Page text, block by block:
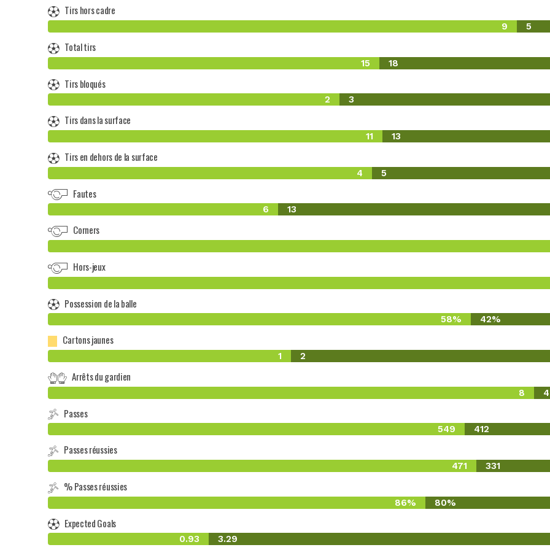
Tirs hors cadre
9 5
Total tirs
15 18
Tirs bloqués
2 3
Tirs dans la surface
11 13
Tirs en dehors de la surface
4 5
Fautes
6 13
Corners
Hors-jeux
Possession de la balle
58% 42%
Cartons jaunes
1 2
Arrêts du gardien
8 4
Passes
549 412
Passes réussies
471 331
% Passes réussies
86% 80%
Expected Goals
0.93 3.29